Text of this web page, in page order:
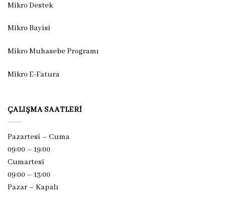
Mikro Destek
Mikro Bayisi
Mikro Muhasebe Programı
Mikro E-Fatura
ÇALIŞMA SAATLERI
Pazartesi – Cuma
09:00 – 19:00
Cumartesi
09:00 – 13:00
Pazar – Kapalı